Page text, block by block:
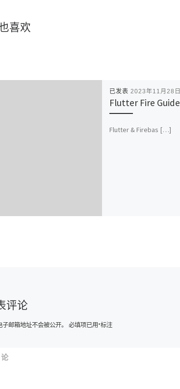
喜欢
已发表 2023年11月28日
Flutter Fire Guide
Flutter & Firebas […]
评论
子邮箱地址不会被公开。 必填项已用*标注